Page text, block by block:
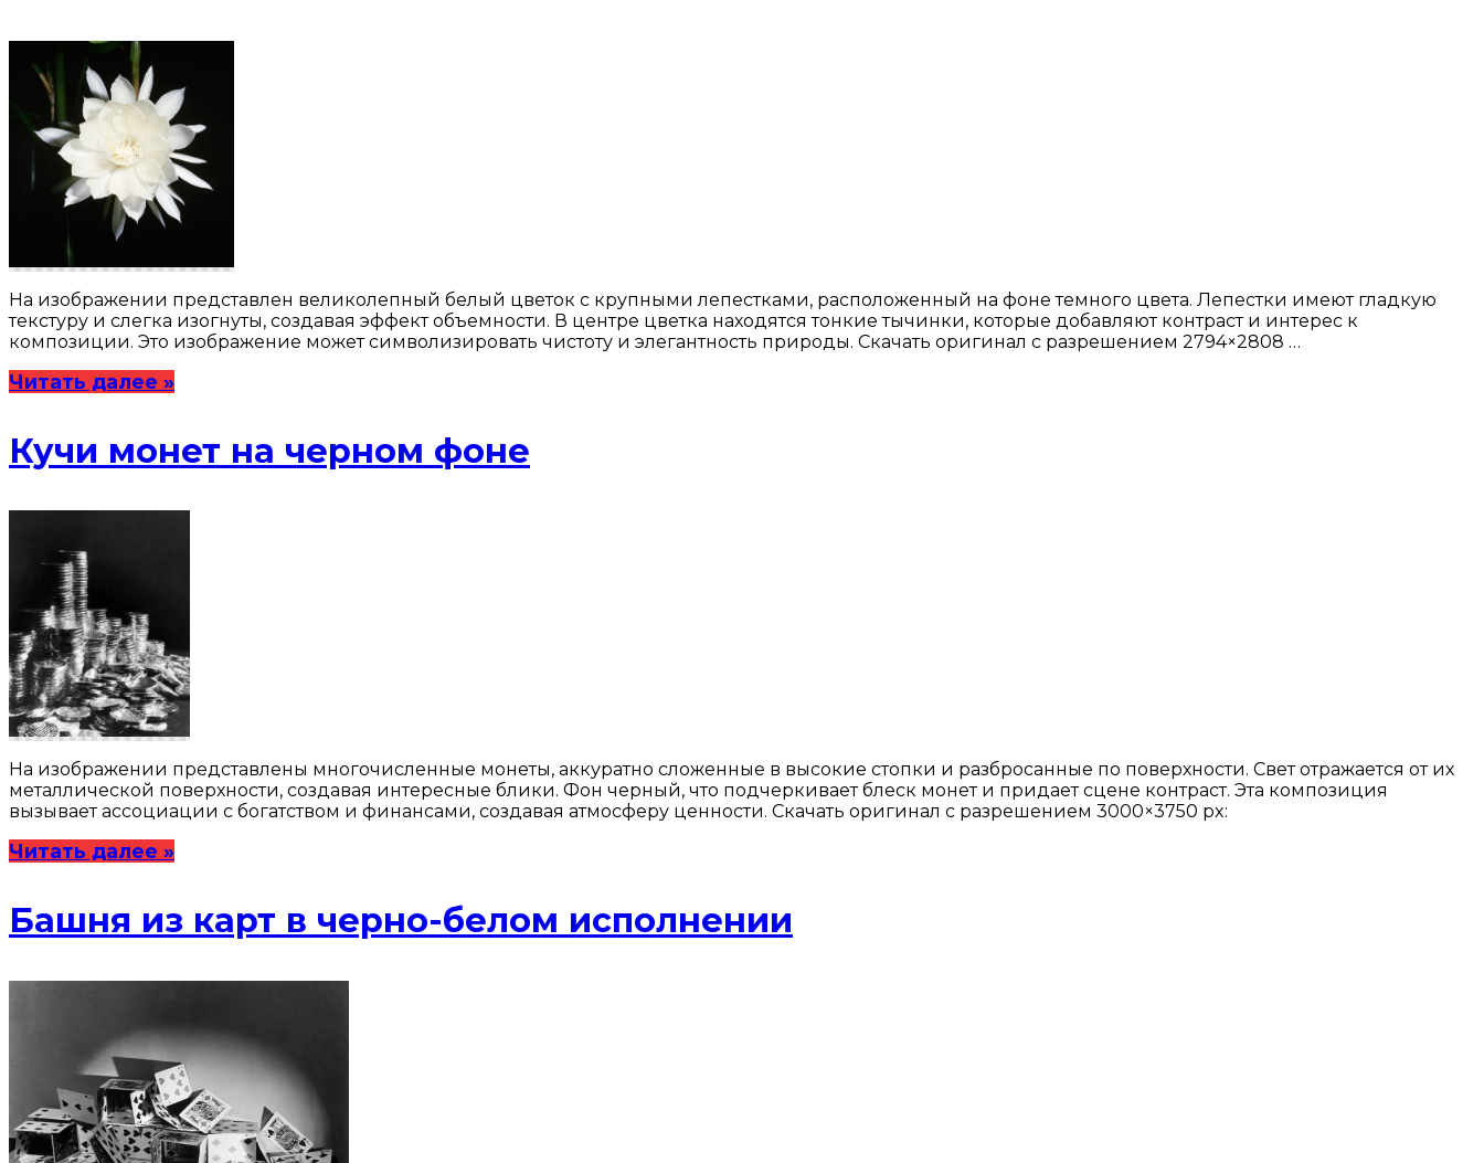
На изображении представлен великолепный белый цветок с крупными лепестками, расположенный на фоне темного цвета. Лепестки имеют гладкую
текстуру и слегка изогнуты, создавая эффект объемности. В центре цветка находятся тонкие тычинки, которые добавляют контраст и интерес к
композиции. Это изображение может символизировать чистоту и элегантность природы. Скачать оригинал с разрешением 2794×2808 …
Читать далее »
Кучи монет на черном фоне
На изображении представлены многочисленные монеты, аккуратно сложенные в высокие стопки и разбросанные по поверхности. Свет отражается от их
металлической поверхности, создавая интересные блики. Фон черный, что подчеркивает блеск монет и придает сцене контраст. Эта композиция
вызывает ассоциации с богатством и финансами, создавая атмосферу ценности. Скачать оригинал с разрешением 3000×3750 px:
Читать далее »
Башня из карт в черно-белом исполнении